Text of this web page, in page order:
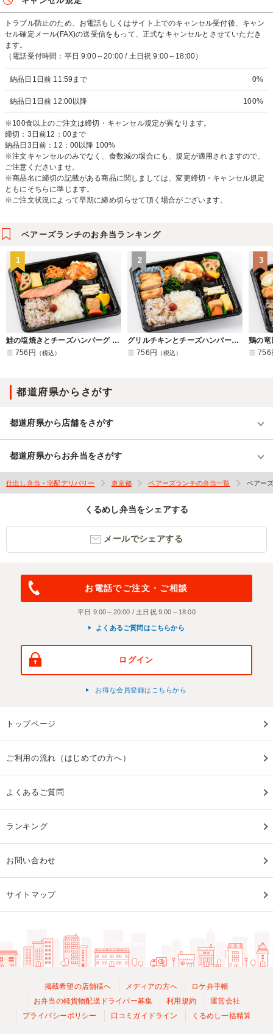
トラブル防止のため、お電話もしくはサイト上でのキャンセル受付後、キャン
セル確定メール(FAX)の送受信をもって、正式なキャンセルとさせていただき
ます。
（電話受付時間：平日 9:00～20:00 / 土日祝 9:00～18:00）
納品日1日前 11:59まで 0%
納品日1日前 12:00以降 100%
※100食以上のご注文は締切・キャンセル規定が異なります。
締切：3日前12：00まで
納品日3日前：12：00以降 100%
※注文キャンセルのみでなく、食数減の場合にも、規定が適用されますので、
ご注意くださいませ。
※商品名に締切の記載がある商品に関しましては、変更締切・キャンセル規定
ともにそちらに準じます。
※ご注文状況によって早期に締め切らせて頂く場合がございます。
ベアーズランチのお弁当ランキング
1
鮭の塩焼きとチーズハンバーグ よくばり弁当
756円
（税込）
2
グリルチキンとチーズハンバーグ よくばり弁当
756円
（税込）
3
756
都道府県からさがす
都道府県から店舗をさがす
都道府県からお弁当をさがす
仕出し弁当・宅配デリバリー 東京都 ベアーズランチの弁当一覧 ベアー
くるめし弁当をシェアする
メールでシェアする
お電話でご注文・ご相談
平日 9:00～20:00 / 土日祝 9:00～18:00
よくあるご質問はこちらから
ログイン
お得な会員登録はこちらから
トップページ
ご利用の流れ（はじめての方へ）
よくあるご質問
ランキング
お問い合わせ
サイトマップ
掲載希望の店舗様へ メディアの方へ
ロケ弁手帳
お弁当の軽貨物配送ドライバー募集
利用規約
運営会社
プライバシーポリシー
口コミガイドライン くるめし一括精算